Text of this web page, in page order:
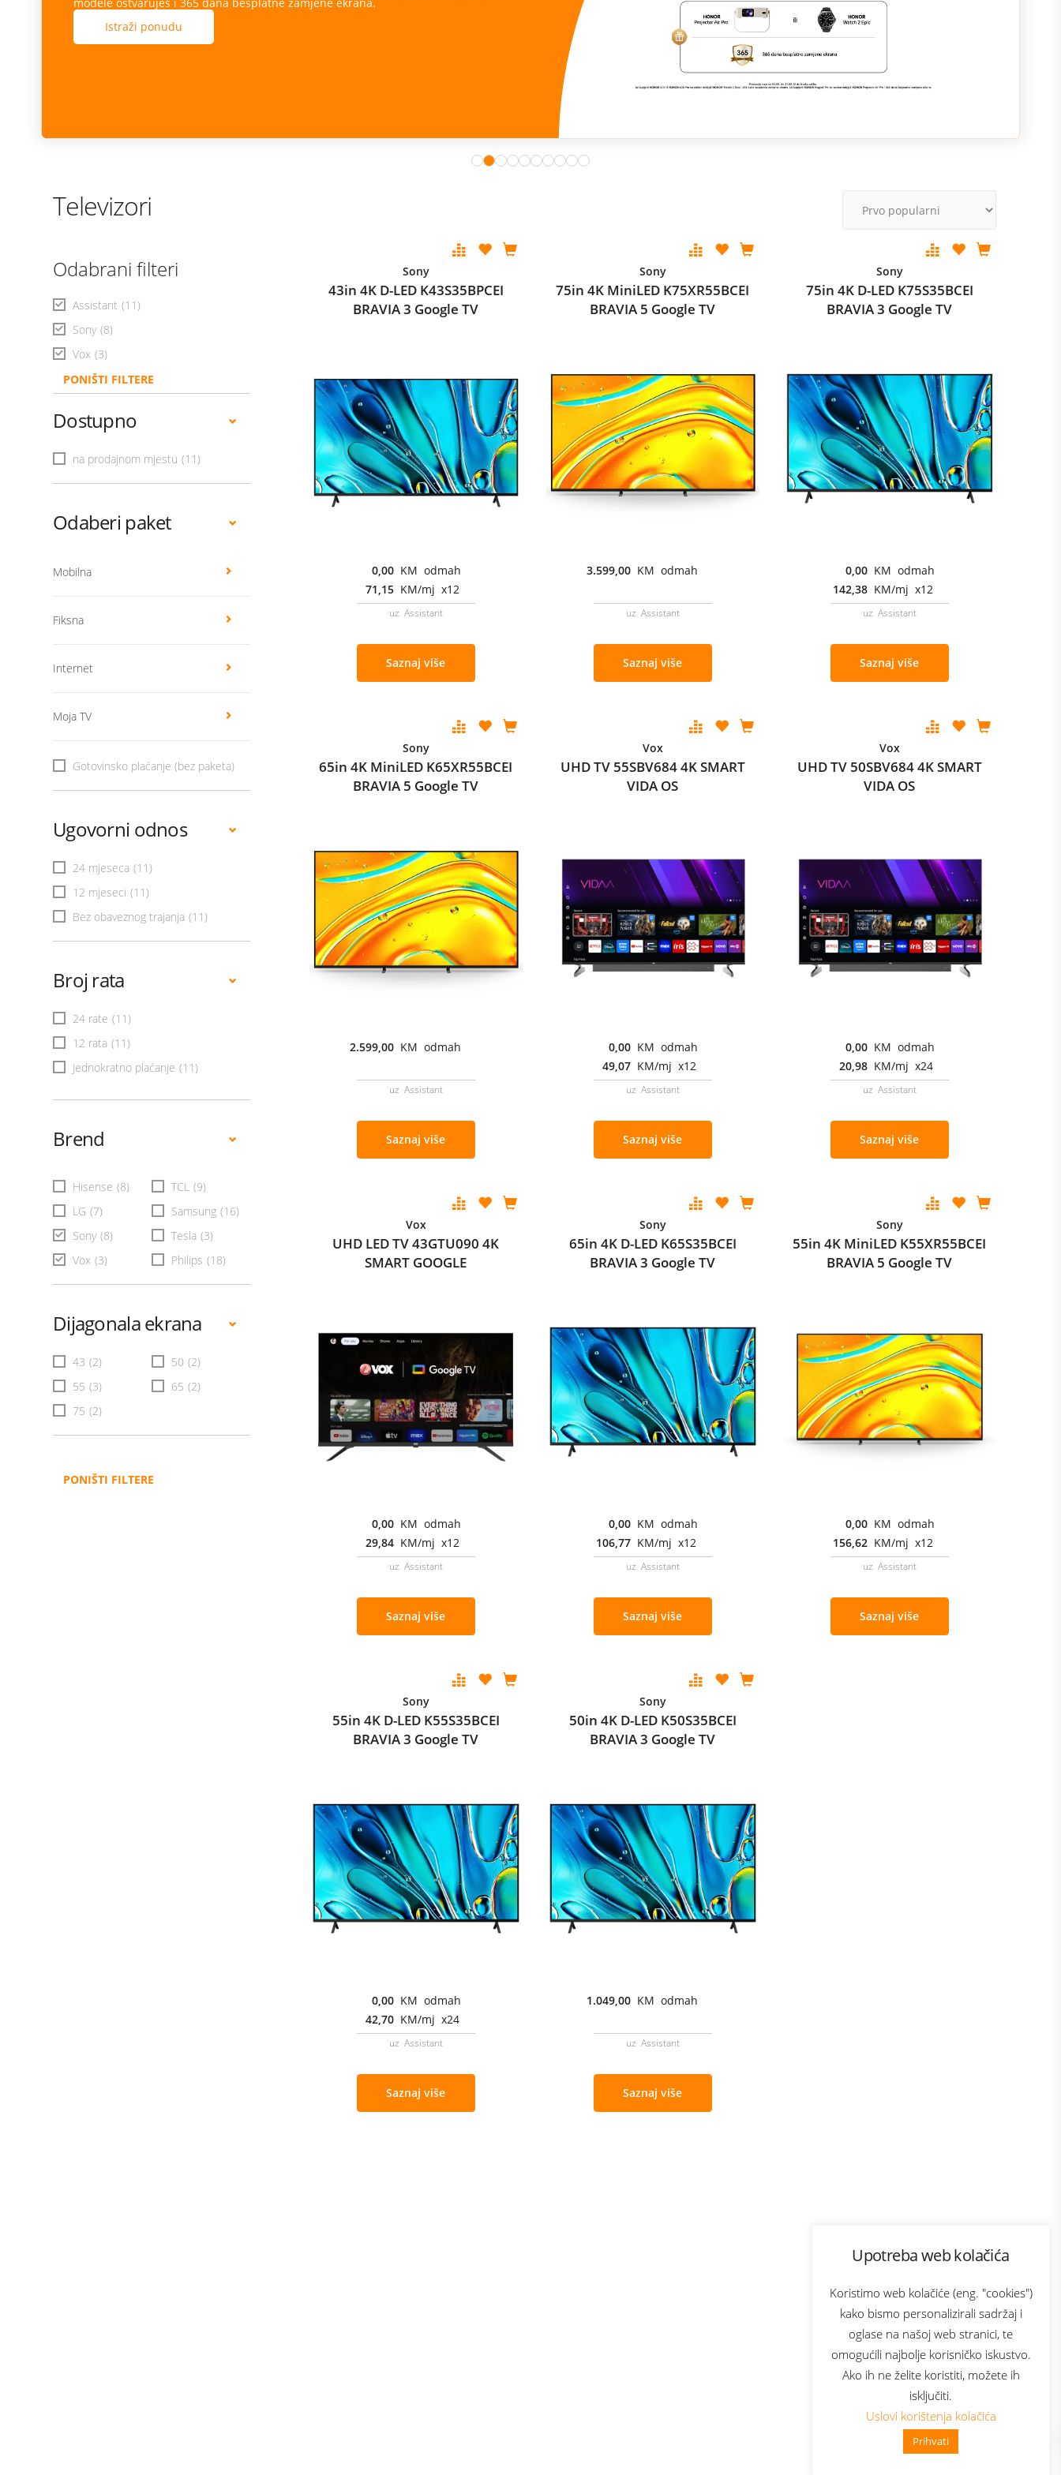
Upotreba web kolačića
Koristimo web kolačiće (eng. "cookies")
kako bismo personalizirali sadržaj i
oglase na našoj web stranici, te
omogućili najbolje korisničko iskustvo.
Ako ih ne želite koristiti, možete ih
isključiti.
Uslovi korištenja kolačića
Prihvati
👋 Zdravo, kako mogu pomoći?
Istraži ponudu
Televizori
Odabrani filteri
Assistant (11)
Sony (8)
Vox (3)
PONIŠTI FILTERE
Dostupno
na prodajnom mjestu (11)
Odaberi paket
Mobilna
Fiksna
Internet
Moja TV
Gotovinsko plaćanje (bez paketa)
Ugovorni odnos
24 mjeseca (11)
12 mjeseci (11)
Bez obaveznog trajanja (11)
Broj rata
24 rate (11)
12 rata (11)
Jednokratno plaćanje (11)
Brend
Hisense (8) TCL (9)
LG (7) Samsung (16)
Sony (8) Tesla (3)
Vox (3) Philips (18)
Dijagonala ekrana
43 (2) 50 (2)
55 (3) 65 (2)
75 (2)
PONIŠTI FILTERE
Sony
43in 4K D-LED K43S35BPCEI
BRAVIA 3 Google TV
0,00 KM odmah
71,15 KM/mj x12
uz Assistant
Saznaj više
Sony
75in 4K MiniLED K75XR55BCEI
BRAVIA 5 Google TV
3.599,00 KM odmah
uz Assistant
Saznaj više
Sony
75in 4K D-LED K75S35BCEI
BRAVIA 3 Google TV
0,00 KM odmah
142,38 KM/mj x12
uz Assistant
Saznaj više
Sony
65in 4K MiniLED K65XR55BCEI
BRAVIA 5 Google TV
2.599,00 KM odmah
uz Assistant
Saznaj više
Vox
UHD TV 55SBV684 4K SMART
VIDA OS
0,00 KM odmah
49,07 KM/mj x12
uz Assistant
Saznaj više
Vox
UHD TV 50SBV684 4K SMART
VIDA OS
0,00 KM odmah
20,98 KM/mj x24
uz Assistant
Saznaj više
Vox
UHD LED TV 43GTU090 4K
SMART GOOGLE
0,00 KM odmah
29,84 KM/mj x12
uz Assistant
Saznaj više
Sony
65in 4K D-LED K65S35BCEI
BRAVIA 3 Google TV
0,00 KM odmah
106,77 KM/mj x12
uz Assistant
Saznaj više
Sony
55in 4K MiniLED K55XR55BCEI
BRAVIA 5 Google TV
0,00 KM odmah
156,62 KM/mj x12
uz Assistant
Saznaj više
Sony
55in 4K D-LED K55S35BCEI
BRAVIA 3 Google TV
0,00 KM odmah
42,70 KM/mj x24
uz Assistant
Saznaj više
Sony
50in 4K D-LED K50S35BCEI
BRAVIA 3 Google TV
1.049,00 KM odmah
uz Assistant
Saznaj više
Bonus plus
Prijava za newsletter